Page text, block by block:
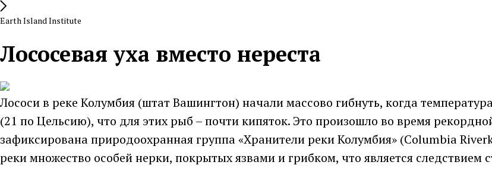
Earth Island Institute
Лососевая уха вместо нереста
Лососи в реке Колумбия (штат Вашингтон) начали массово гибнуть, когда
(21 по Цельсию), что для этих рыб – почти кипяток. Это произошло во время
зафиксирована природоохранная группа «Хранители реки Колумбия» (Columbia
реки множество особей нерки, покрытых язвами и грибком, что является следствием